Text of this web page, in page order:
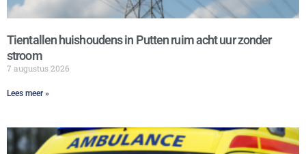
Tientallen huishoudens in Putten ruim acht uur zonder
stroom
7 augustus 2026
Lees meer »